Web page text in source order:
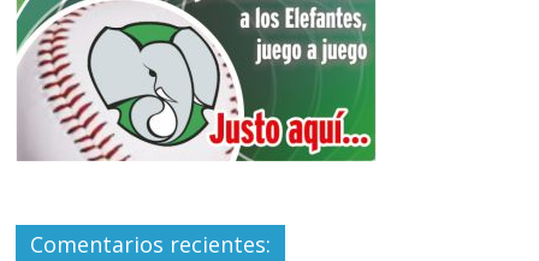
Comentarios recientes: